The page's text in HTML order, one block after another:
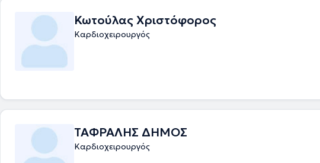
Κωτούλας Χριστόφορος
Καρδιοχειρουργός
ΤΑΦΡΑΛΗΣ ΔΗΜΟΣ
Καρδιοχειρουργός